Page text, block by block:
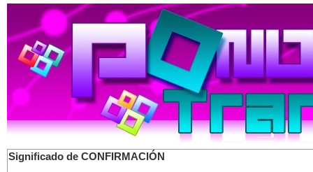
Significado de CONFIRMACIÓN